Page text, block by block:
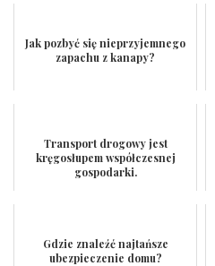
Jak pozbyć się nieprzyjemnego
zapachu z kanapy?
Transport drogowy jest
kręgosłupem współczesnej
gospodarki.
Gdzie znaleźć najtańsze
ubezpieczenie domu?